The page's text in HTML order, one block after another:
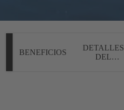
BENEFICIOS
DETALLES
DEL